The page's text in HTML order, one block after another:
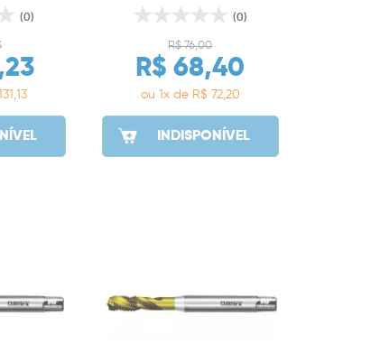
(0) (0)
R$ 76,00
R$ 68,40
ou 1x de R$ 72,20
INDISPONÍVEL